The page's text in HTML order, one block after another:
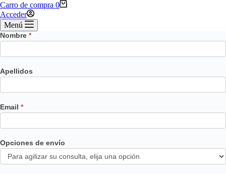
Carro de compra 0
Acceder
Menú
Nombre *
Apellidos
Email *
Opciones de envío